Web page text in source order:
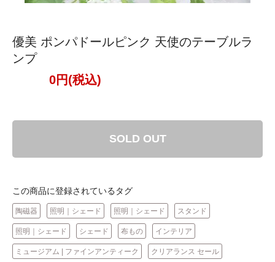
優美 ポンパドールピンク 天使のテーブルラ
ンプ
0円(税込)
SOLD OUT
この商品に登録されているタグ
陶磁器 照明｜シェード 照明｜シェード スタンド
照明｜シェード シェード 布もの インテリア
ミュージアム | ファインアンティーク クリアランス セール